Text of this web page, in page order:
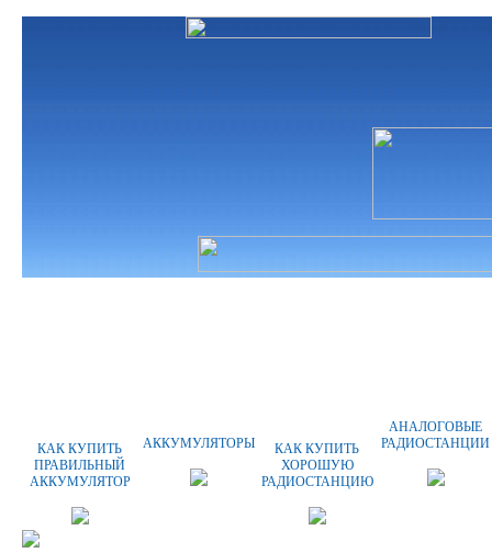
КАК КУПИТЬ
ПРАВИЛЬНЫЙ
АККУМУЛЯТОР
АККУМУЛЯТОРЫ
КАК КУПИТЬ
ХОРОШУЮ
РАДИОСТАНЦИЮ
АНАЛОГОВЫЕ
РАДИОСТАНЦИИ